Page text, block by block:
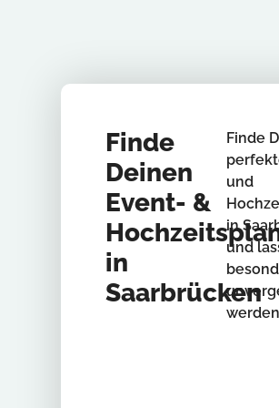
Finde
Deinen
Event- &
in
Saarbrücken
Finde
und
in
und